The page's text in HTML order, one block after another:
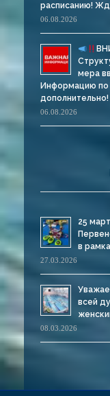
расписанию!
06.08.2026
мера
Информацию
дополнительно!
06.08.2026
25
в
27.03.2026
всей
08.03.2026